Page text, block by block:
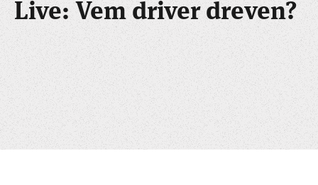
Live: Vem driver dreven?